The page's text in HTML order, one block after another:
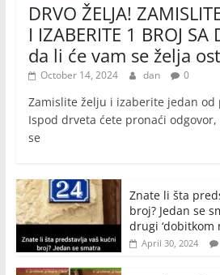
DRVO ŽELJA!
I IZABERITE 1 BROJ SA
da li će vam se želja
October 14, 2024 dan 0
Zamislite želju i izaberite jedan od
Ispod drveta ćete pronaći
se
Znate li šta
broj? Jedan se
drugi ‘dobitkom
April 30, 2024